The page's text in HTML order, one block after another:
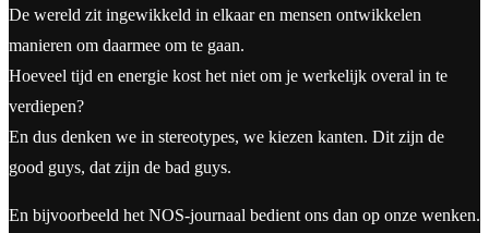
De wereld zit ingewikkeld in elkaar en mensen ontwikkelen
manieren om daarmee om te gaan.
Hoeveel tijd en energie kost het niet om je werkelijk overal in te
verdiepen?
En dus denken we in stereotypes, we kiezen kanten. Dit zijn de
good guys, dat zijn de bad guys.
En bijvoorbeeld het NOS-journaal bedient ons dan op onze wenken.